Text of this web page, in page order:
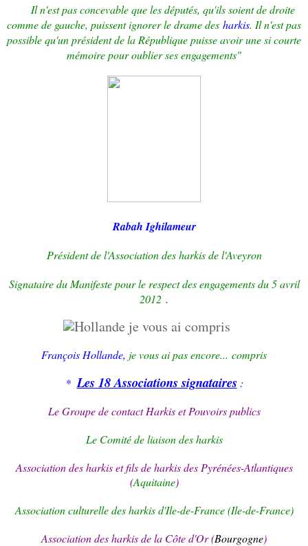
Il n'est pas concevable que les députés, qu'ils soient de droite
comme de gauche, puissent ignorer le drame des harkis. Il n'est pas
possible qu'un président de la République puisse avoir une si courte
mémoire pour oublier ses engagements"
Rabah Ighilameur
Président de l'Association des harkis de l'Aveyron
Signataire du Manifeste pour le respect des engagements du 5 avril
2012 .
François Hollande, je vous ai pas encore... compris
* Les 18 Associations signataires:
Le Groupe de contact Harkis et Pouvoirs publics
Le Comité de liaison des harkis
Association des harkis et fils de harkis des Pyrénées-Atlantiques
(Aquitaine)
Association culturelle des harkis d'Ile-de-France (Ile-de-France)
Association des harkis de la Côte d'Or (Bourgogne)